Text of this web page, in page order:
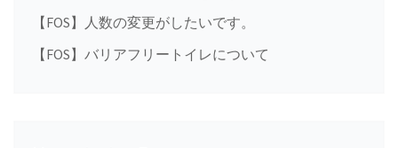
【FOS】人数の変更がしたいです。
【FOS】バリアフリートイレについて